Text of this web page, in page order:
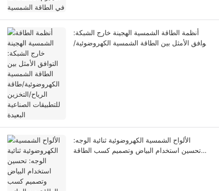
أنظمة الطاقة الشمسية الهجينة خارج الشبكة:
التوافق الأمثل بين الطاقة الشمسية الكهروضوئية/
الألواح الشمسية الكهروضوئية ثنائية الوجه:
تحسين استخدام البياض وتصميم كسب الطاقة